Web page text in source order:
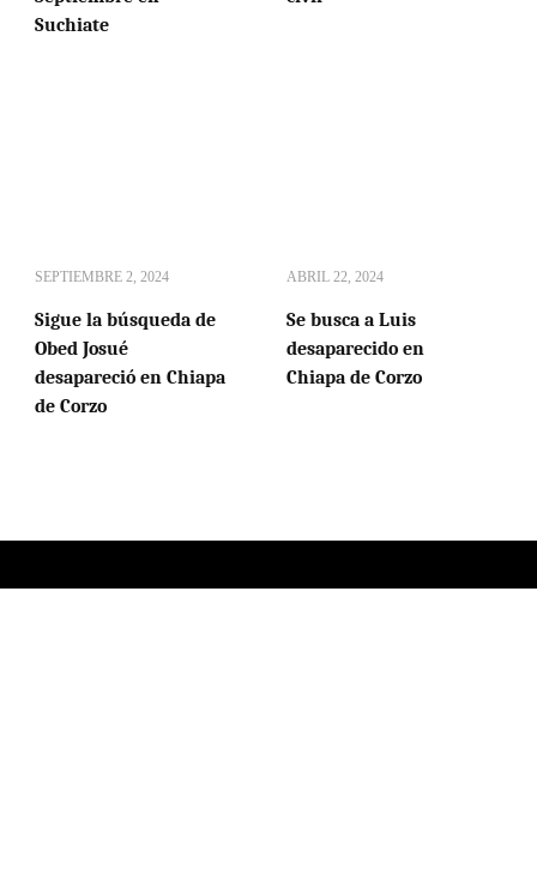
Suchiate
SEPTIEMBRE 2, 2024
Sigue la búsqueda de
Obed Josué
desapareció en Chiapa
de Corzo
ABRIL 22, 2024
Se busca a Luis
desaparecido en
Chiapa de Corzo